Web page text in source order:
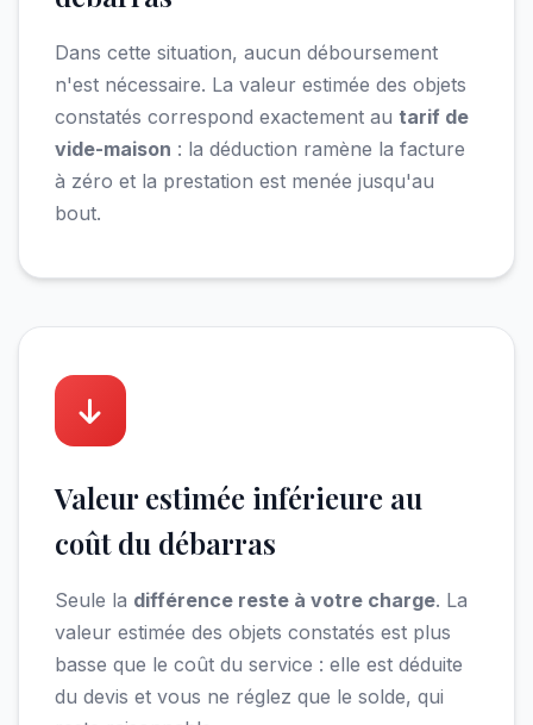
Dans cette situation, aucun déboursement
n'est nécessaire. La valeur estimée des objets
constatés correspond exactement au tarif de
vide-maison : la déduction ramène la facture
à zéro et la prestation est menée jusqu'au
bout.
Valeur estimée inférieure au
coût du débarras
Seule la différence reste à votre charge. La
valeur estimée des objets constatés est plus
basse que le coût du service : elle est déduite
du devis et vous ne réglez que le solde, qui